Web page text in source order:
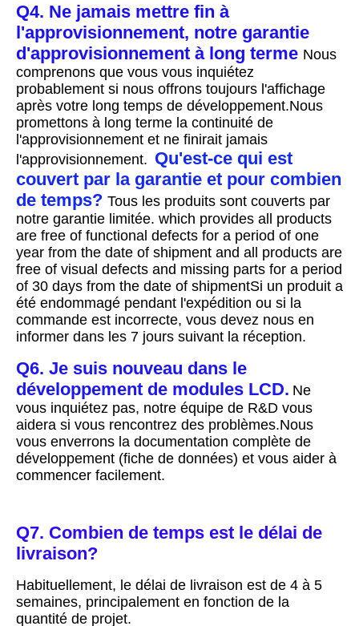
Q4. Ne jamais mettre fin à
l'approvisionnement, notre garantie
d'approvisionnement à long terme Nous
comprenons que vous vous inquiétez
probablement si nous offrons toujours l'affichage
après votre long temps de développement.Nous
promettons à long terme la continuité de
l'approvisionnement et ne finirait jamais
l'approvisionnement. Qu'est-ce qui est
couvert par la garantie et pour combien
de temps? Tous les produits sont couverts par
notre garantie limitée. which provides all products
are free of functional defects for a period of one
year from the date of shipment and all products are
free of visual defects and missing parts for a period
of 30 days from the date of shipmentSi un produit a
été endommagé pendant l'expédition ou si la
commande est incorrecte, vous devez nous en
informer dans les 7 jours suivant la réception.
Q6. Je suis nouveau dans le
développement de modules LCD. Ne
vous inquiétez pas, notre équipe de R&D vous
aidera si vous rencontrez des problèmes.Nous
vous enverrons la documentation complète de
développement (fiche de données) et vous aider à
commencer facilement.
Q7. Combien de temps est le délai de
livraison?
Habituellement, le délai de livraison est de 4 à 5
semaines, principalement en fonction de la
quantité de projet.